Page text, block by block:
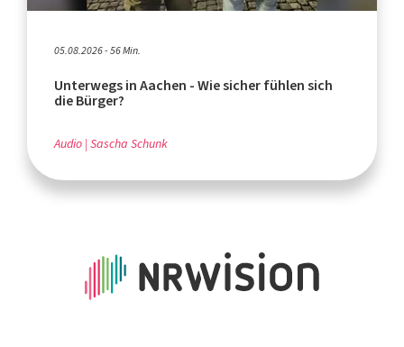
05.08.2026 - 56 Min.
Unterwegs in Aachen - Wie sicher fühlen sich
die Bürger?
Audio Sascha Schunk